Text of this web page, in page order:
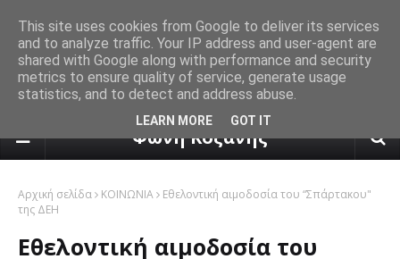
πρόγνωση καιρού από το
Φωνή Κοζάνης
Αρχική σελίδα ΚΟΙΝΩΝΙΑ
Εθελοντική αιμοδοσία του “Σπάρτακου"
της ΔΕΗ
Εθελοντική αιμοδοσία του
This site uses cookies from Google to deliver its services
and to analyze traffic. Your IP address and user-agent are
shared with Google along with performance and security
metrics to ensure quality of service, generate usage
statistics, and to detect and address abuse.
LEARN MORE GOT IT